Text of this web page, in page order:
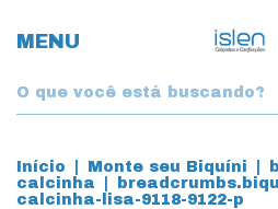
MENU
Início Monte seu Biquíni
calcinha
calcinha-lisa-9118-9122-p